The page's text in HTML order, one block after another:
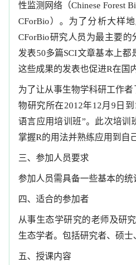
性监测网络（Chinese Forest
CForBio）。为了分析大样
CForBio研究人员为最主要
发表50多篇SCI文章基本上都
这些成果的发表也促进R在国
为了让从事生物学科研工作
物研究所在2012年12月9日
语言应用培训班”。此次培训
掌握R的用法并熟练应用到自
三、参加人员要求
参加人员需具备一些基本的统
四、适合的参加者
从事生态学研究的老师及研
生态学者。包括研究者、硕士
五、授课内容